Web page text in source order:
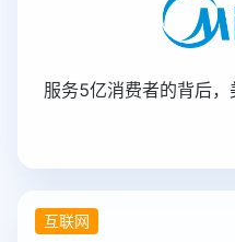
服务5亿消费者的背后，
互联网